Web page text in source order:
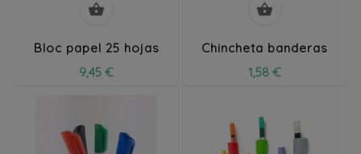

Bloc papel 25 hojas
9,45 €

Chincheta banderas
1,58 €